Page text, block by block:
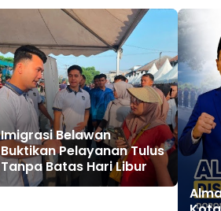
Imigrasi Belawan
Buktikan Pelayanan Tulus
Tanpa Batas Hari Libur